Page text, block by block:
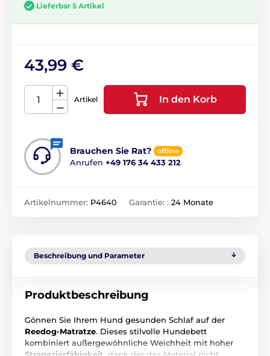
Lieferbar 5 Artikel
43,99 €
Artikel In den Korb
Brauchen Sie Rat? offline
Anrufen +49 176 34 433 212
Artikelnummer: P4640 Garantie: : 24 Monate
Beschreibung und Parameter
Produktbeschreibung
Gönnen Sie Ihrem Hund gesunden Schlaf auf der
Reedog-Matratze. Dieses stilvolle Hundebett
kombiniert außergewöhnliche Weichheit mit hoher